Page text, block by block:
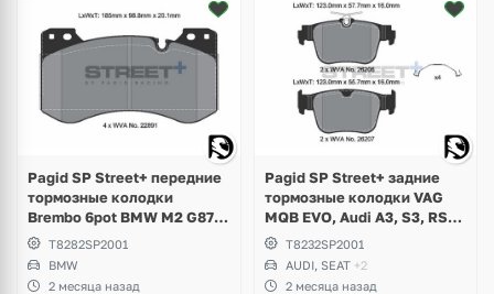
Pagid SP Street+ передние
тормозные колодки
Brembo 6pot BMW M2 G87,
M3 G80, G81, M4 G82
Competition
T8282SP2001
BMW
2 месяца назад
Pagid SP Street+ задние
тормозные колодки VAG
MQB EVO, Audi A3, S3, RS3,
Q3, Volkswagen Golf 8 R,
GTI, Tiguan, Passat B9, Seat
Leon, Formentor Cupra
T8232SP2001
AUDI, SEAT +2
2 месяца назад